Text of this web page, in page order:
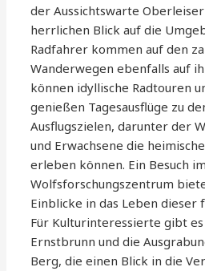
der Aussichtswarte
herrlichen Blick auf die
Radfahrer kommen auf den
Wanderwegen ebenfalls auf
können idyllische Radtouren
genießen Tagesausflüge zu
Ausflugszielen, darunter der
und Erwachsene die
erleben können. Ein Besuch im
Wolfsforschungszentrum
Einblicke in das Leben dieser
Für Kulturinteressierte gibt es
Ernstbrunn und die
Berg, die einen Blick in die